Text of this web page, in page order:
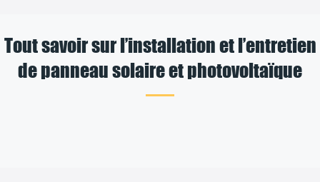
Tout savoir sur l’installation et l’entretien
de panneau solaire et photovoltaïque